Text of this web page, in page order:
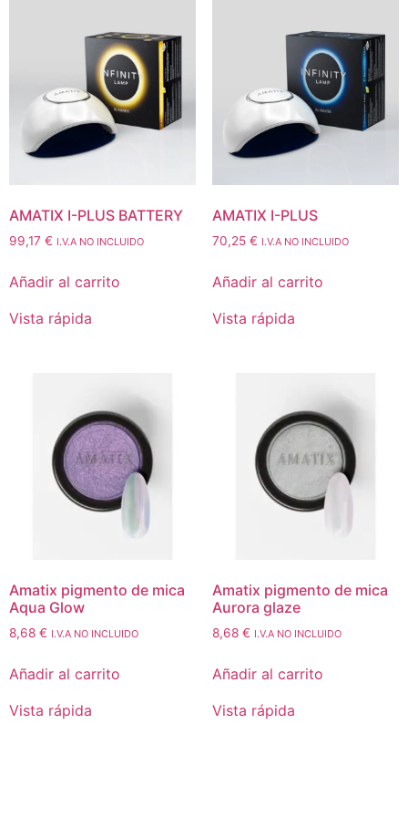
AMATIX I-PLUS BATTERY
99,17 € I.V.A NO INCLUIDO
Añadir al carrito
Vista rápida
AMATIX I-PLUS
70,25 € I.V.A NO INCLUIDO
Añadir al carrito
Vista rápida
Amatix pigmento de mica
Aqua Glow
8,68 € I.V.A NO INCLUIDO
Añadir al carrito
Vista rápida
Amatix pigmento de mica
Aurora glaze
8,68 € I.V.A NO INCLUIDO
Añadir al carrito
Vista rápida